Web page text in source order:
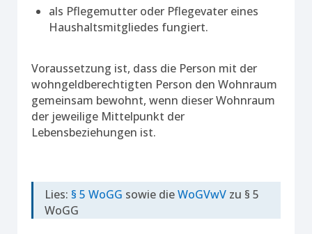
als Pflegemutter oder Pflegevater eines
Haushaltsmitgliedes fungiert.
Voraussetzung ist, dass die Person mit der
wohngeldberechtigten Person den Wohnraum
gemeinsam bewohnt, wenn dieser Wohnraum
der jeweilige Mittelpunkt der
Lebensbeziehungen ist.
Lies: § 5 WoGG sowie dieWoGVwV zu § 5
WoGG